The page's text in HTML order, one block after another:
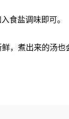
炖‬/煲内，待煮好后加入食盐调味即可。